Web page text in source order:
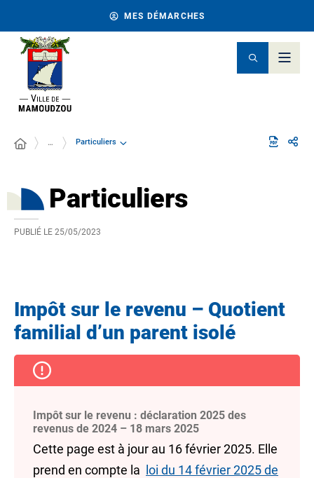
MES DÉMARCHES
… Particuliers
Particuliers
PUBLIÉ LE 25/05/2023
Impôt sur le revenu – Quotient
familial d’un parent isolé
Impôt sur le revenu : déclaration 2025 des
revenus de 2024 – 18 mars 2025
Cette page est à jour au 16 février 2025. Elle
prend en compte la
loi du 14 février 2025 de